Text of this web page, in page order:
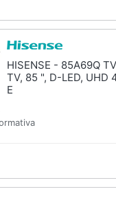
HISENSE - 85A69Q
TV, 85 ", D-LED, UHD
E